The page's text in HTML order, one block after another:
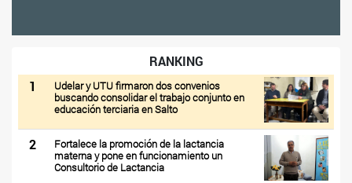
RANKING
1
Udelar y UTU firmaron dos convenios
buscando consolidar el trabajo conjunto en
educación terciaria en Salto
2
Fortalece la promoción de la lactancia
materna y pone en funcionamiento un
Consultorio de Lactancia